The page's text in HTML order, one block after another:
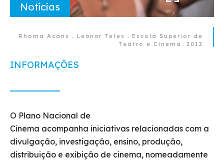
Notícias
Rhoma Acans . Leonor Teles . Escola Superior de
Teatro e Cinema. 2012
INFORMAÇÕES
O Plano Nacional de
Cinema acompanha iniciativas relacionadas com a
divulgação, investigação, ensino, produção,
distribuição e exibição de cinema, nomeadamente